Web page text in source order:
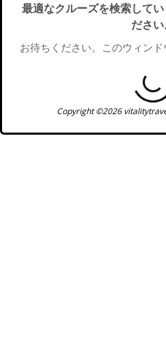
最適なクルーズを検索して
ださい
お待ちください。このウィンド
Copyright ©2026